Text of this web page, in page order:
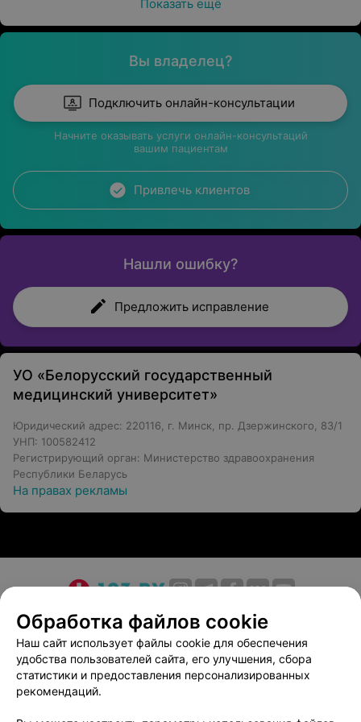
Показать ещё
Вы владелец?
Подключить онлайн-консультации
Начните оказывать услуги онлайн-консультаций
вашим пациентам
Привлечь клиентов
Нашли ошибку?
Предложить исправление
УО «Белорусский государственный
медицинский университет»
Юридический адрес: 220116, г. Минск, пр. Дзержинского, 83/1
УНП: 100582412
Регистрирующий орган: Министерство здравоохранения
Республики Беларусь
На правах рекламы
О проекте Новости проекта
Размещение рекламы
Медицинский маркетинг
Публичный договор
Пользовательское соглашение
Способы оплаты
Вакансии
Партнеры
Обработка файлов cookie
Наш сайт использует файлы cookie для обеспечения
удобства пользователей сайта, его улучшения, сбора
статистики и предоставления персонализированных
рекомендаций.